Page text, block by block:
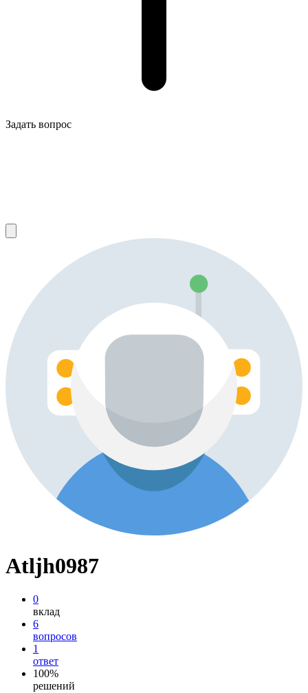
Задать вопрос
Atljh0987
0
вклад
6
вопросов
1
ответ
100%
решений